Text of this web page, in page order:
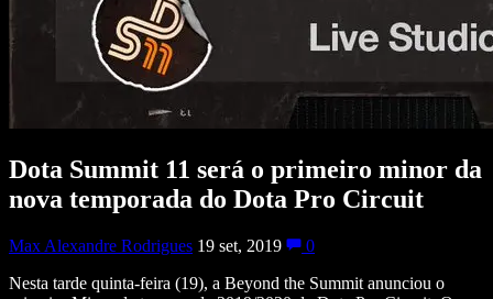
Dota Summit 11 será o primeiro minor da
nova temporada do Dota Pro Circuit
Max Alexandre Rodrigues 19 set, 2019
0
Nesta tarde quinta-feira (19), a Beyond the Summit anunciou o